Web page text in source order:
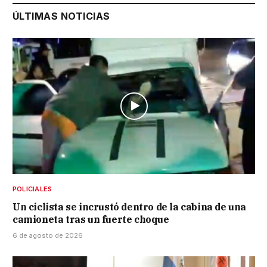
ÚLTIMAS NOTICIAS
POLICIALES
Un ciclista se incrustó dentro de la cabina de una
camioneta tras un fuerte choque
6 de agosto de 2026